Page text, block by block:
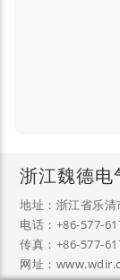
浙江魏德电
地址：浙江省乐
电话：+86-577-
传真：+86-577-
网址：